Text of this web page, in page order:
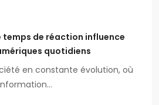
temps de réaction influence
quotidiens
en constante évolution, où